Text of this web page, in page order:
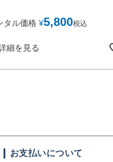
タル価格 ¥5,800税込
細を見る
お支払いについて